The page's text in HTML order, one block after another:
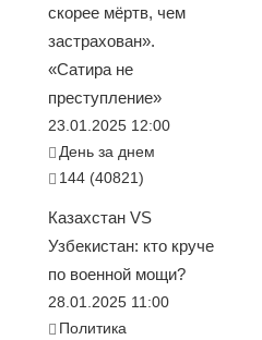
скорее мёртв, чем
застрахован».
«Сатира не
преступление»
23.01.2025 12:00
День за днем
144 (40821)
Казахстан VS
Узбекистан: кто круче
по военной мощи?
28.01.2025 11:00
Политика